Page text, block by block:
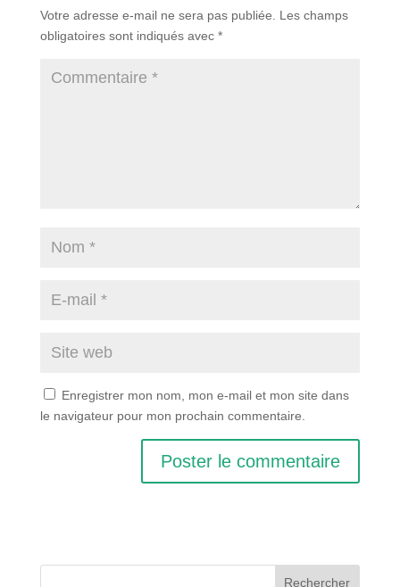
Votre adresse e-mail ne sera pas publiée. Les champs
obligatoires sont indiqués avec *
Enregistrer mon nom, mon e-mail et mon site dans
le navigateur pour mon prochain commentaire.